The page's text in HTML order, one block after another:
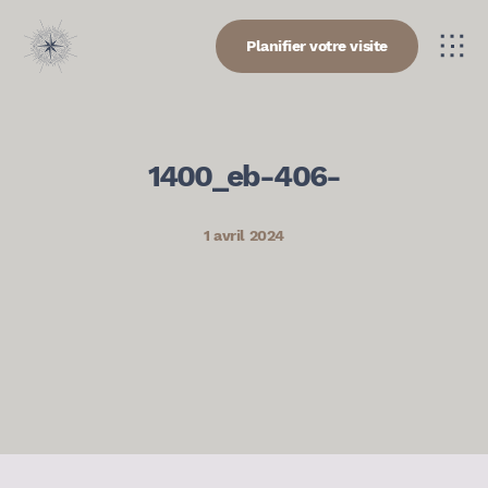
Planifier votre visite
1400_eb-406-
1 avril 2024